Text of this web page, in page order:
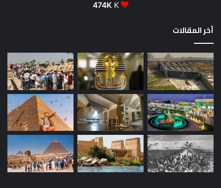
474K K
أخر المقالات